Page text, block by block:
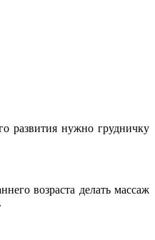
развития нужно грудничку
возраста делать массаж